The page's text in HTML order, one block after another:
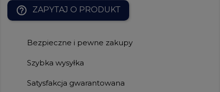
help_outline ZAPYTAJ O PRODUKT
Bezpieczne i pewne zakupy
Szybka wysyłka
Satysfakcja gwarantowana